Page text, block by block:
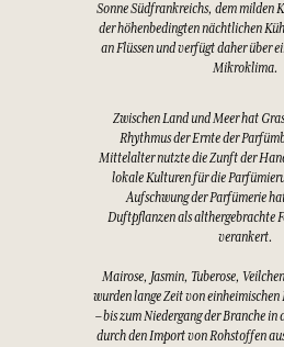
Sonne Südfrankreichs, dem milden
der höhenbedingten nächtlichen
an Flüssen und verfügt daher über
Mikroklima.
Zwischen Land und Meer hat
Rhythmus der Ernte der
Mittelalter nutzte die Zunft der
lokale Kulturen für die
Aufschwung der Parfümerie
Duftpflanzen als althergebrachte
verankert.
Mairose, Jasmin, Tuberose,
wurden lange Zeit von
– bis zum Niedergang der Branche in
durch den Import von Rohstoffen